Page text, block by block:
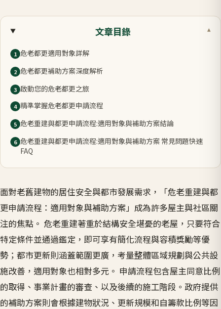
文章目錄 ▾
1 危老都更適用對象詳解
2 危老都更補助方案深度解析
3 啟動您的危老都更之旅
4 精準掌握危老都更申請流程
5 危老重建與都更申請流程:適用對象與補助方案結論
6 危老重建與都更申請流程:適用對象與補助方案 常見問題快速
FAQ
面對老舊建物的居住安全與都市發展需求，「危老重建與都
更申請流程：適用對象與補助方案」成為許多屋主與社區關
注的焦點。 危老重建著重於結構安全堪憂的老屋，只要符合
特定條件並通過鑑定，即可享有簡化流程與容積獎勵等優
勢；都市更新則涵蓋範圍更廣，考量整體區域規劃與公共設
施改善，適用對象也相對多元。 申請流程包含屋主同意比例
的取得、事業計畫的審查、以及後續的施工階段。政府提供
的補助方案則會根據建物狀況、更新規模和自籌款比例等因